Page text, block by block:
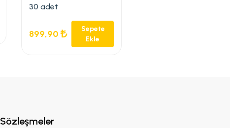
30 adet
899,90
Sepete
Ekle
Sözleşmeler